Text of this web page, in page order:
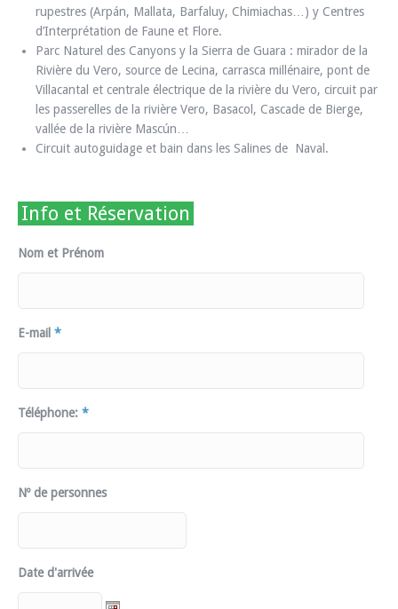
rupestres (Arpán, Mallata, Barfaluy, Chimiachas…) y Centres
d’Interprétation de Faune et Flore.
Parc Naturel des Canyons y la Sierra de Guara : mirador de la
Rivière du Vero, source de Lecina, carrasca millénaire, pont de
Villacantal et centrale électrique de la rivière du Vero, circuit par
les passerelles de la rivière Vero, Basacol, Cascade de Bierge,
vallée de la rivière Mascún…
Circuit autoguidage et bain dans les Salines de Naval.
Info et Réservation
Nom et Prénom
E-mail *
Téléphone: *
Nº de personnes
Date d'arrivée